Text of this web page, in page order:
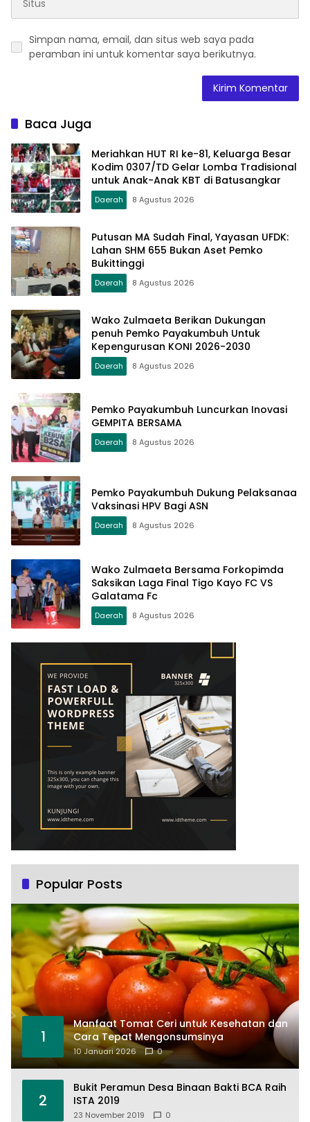
Simpan nama, email, dan situs web saya pada
peramban ini untuk komentar saya berikutnya.
Baca Juga
Meriahkan HUT RI ke-81, Keluarga Besar
Kodim 0307/TD Gelar Lomba Tradisional
untuk Anak-Anak KBT di Batusangkar
Daerah 8 Agustus 2026
Putusan MA Sudah Final, Yayasan UFDK:
Lahan SHM 655 Bukan Aset Pemko
Bukittinggi
Daerah 8 Agustus 2026
Wako Zulmaeta Berikan Dukungan
penuh Pemko Payakumbuh Untuk
Kepengurusan KONI 2026-2030
Daerah 8 Agustus 2026
Pemko Payakumbuh Luncurkan Inovasi
GEMPITA BERSAMA
Daerah 8 Agustus 2026
Pemko Payakumbuh Dukung Pelaksanaa
Vaksinasi HPV Bagi ASN
Daerah 8 Agustus 2026
Wako Zulmaeta Bersama Forkopimda
Saksikan Laga Final Tigo Kayo FC VS
Galatama Fc
Daerah 8 Agustus 2026
Popular Posts
1
Manfaat Tomat Ceri untuk Kesehatan dan
Cara Tepat Mengonsumsinya
10 Januari 2026 0
2
Bukit Peramun Desa Binaan Bakti BCA Raih
ISTA 2019
23 November 2019 0